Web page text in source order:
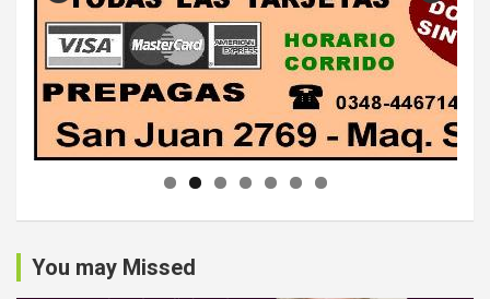
You may Missed